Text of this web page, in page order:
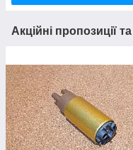
Акційні пропозиції